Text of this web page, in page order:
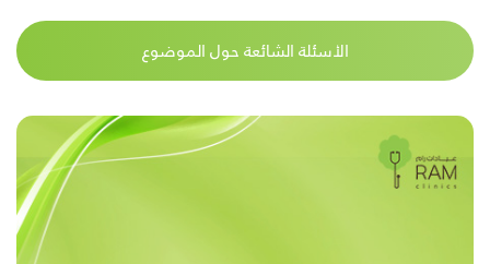
الأسئلة الشائعة حول الموضوع